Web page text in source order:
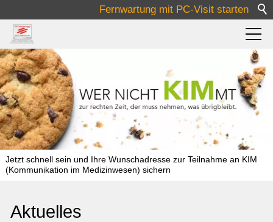
Fernwartung mit PC-Visit starten
Pflege
Medizin
Software
Jetzt schnell sein und Ihre Wunschadresse zur Teilnahme an KIM
(Kommunikation im Medizinwesen) sichern
Aktuelles